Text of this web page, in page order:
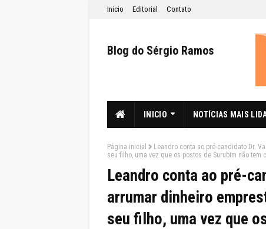
Inicio Editorial Contato
Blog do Sérgio Ramos
INICIO NOTÍCIAS MAIS
Página inicial
Leandro conta ao pré-candidato Dr.
seu filho, uma vez que os postos de Surubim não tem
Leandro conta ao pré-
arrumar dinheiro
seu filho, uma vez que